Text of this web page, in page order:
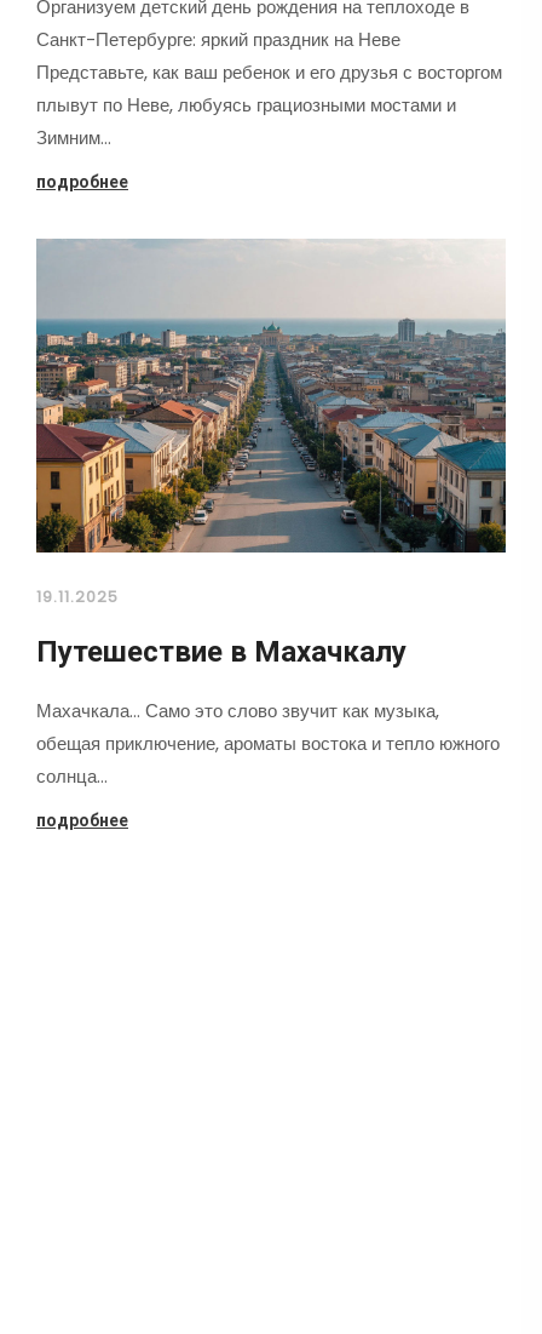
Организуем детский день рождения на теплоходе в
Санкт-Петербурге: яркий праздник на Неве
Представьте, как ваш ребенок и его друзья с восторгом
плывут по Неве, любуясь грациозными мостами и
Зимним…
подробнее
19.11.2025
Путешествие в Махачкалу
Махачкала... Само это слово звучит как музыка,
обещая приключение, ароматы востока и тепло южного
солнца…
подробнее